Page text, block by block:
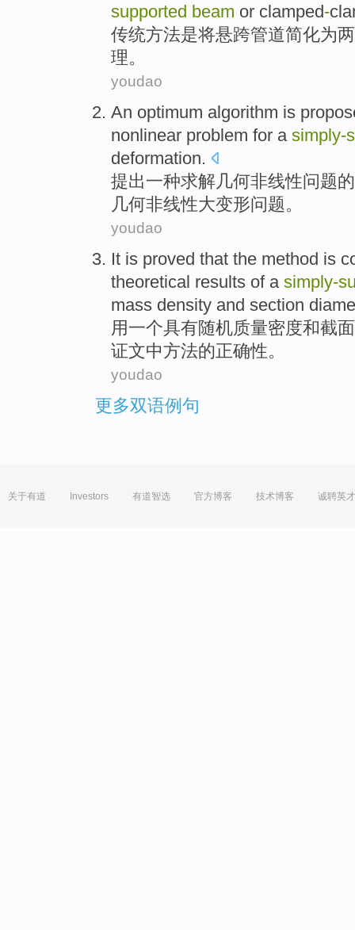
supported beam or clamped-
传统方法是将悬跨管道简化为
理。
youdao
An optimum algorithm is
nonlinear problem for a simply-
deformation.
提出一种求解几何非线性问题的
几何非线性大变形问题。
youdao
It is proved that the method is
theoretical results of a simply-
mass density and section
用 一个具有随机质量密度和截面
证文中方法的正确性。
youdao
更多双语例句
关于有道 Investors 有道智选 官方博客 技术博客 诚聘英才